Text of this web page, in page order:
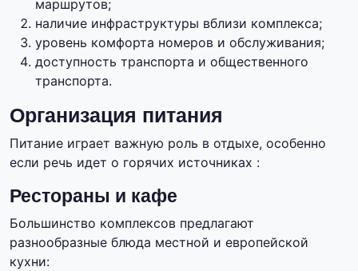
маршрутов;
наличие инфраструктуры вблизи комплекса;
уровень комфорта номеров и обслуживания;
доступность транспорта и общественного
транспорта.
Организация питания
Питание играет важную роль в отдыхе, особенно
если речь идет о горячих источниках :
Рестораны и кафе
Большинство комплексов предлагают
разнообразные блюда местной и европейской
кухни: